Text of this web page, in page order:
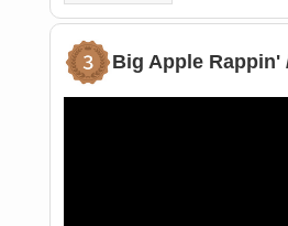
3 Big Apple Rappin'